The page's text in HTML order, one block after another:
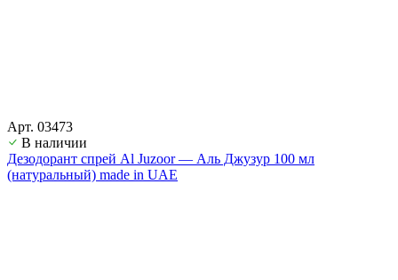
Арт. 03473
В наличии
Дезодорант спрей Al Juzoor — Аль Джузур 100 мл
(натуральный) made in UAE